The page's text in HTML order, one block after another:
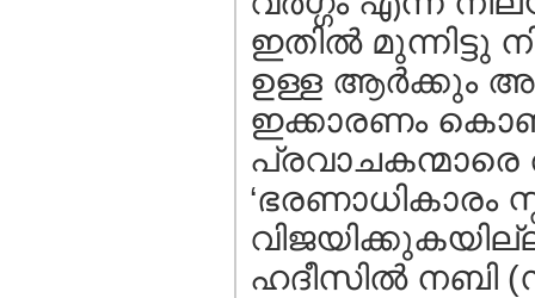
ഇതില്‍ മുന്നിട്ടു
ഉള്ള ആര്‍ക്കും
ഇക്കാരണം
‘ഭരണാധികാരം
ഹദീസില്‍ നബി